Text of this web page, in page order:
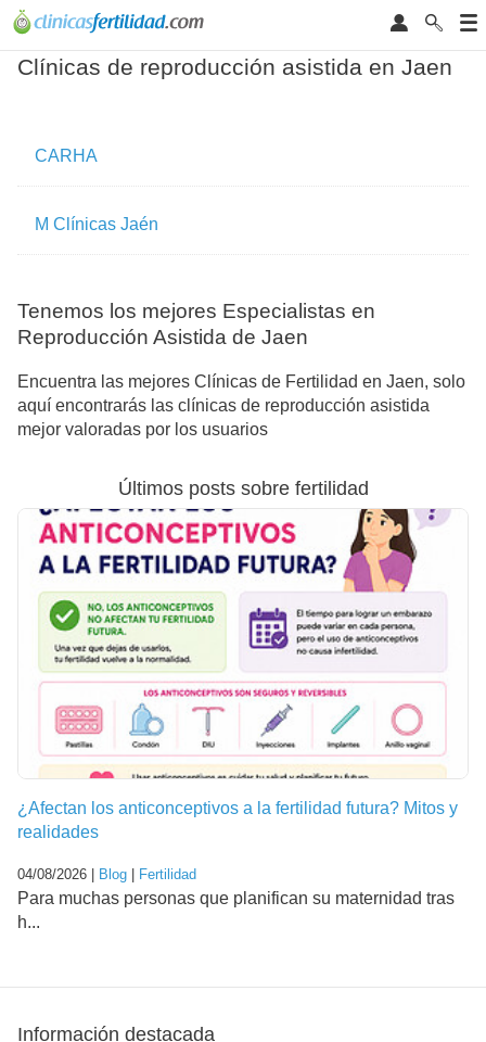
Clínicas de reproducción asistida en Jaen
CARHA
M Clínicas Jaén
Tenemos los mejores Especialistas en
Reproducción Asistida de Jaen
Encuentra las mejores Clínicas de Fertilidad en Jaen, solo
aquí encontrarás las clínicas de reproducción asistida
mejor valoradas por los usuarios
Últimos posts sobre fertilidad
¿Afectan los anticonceptivos a la fertilidad futura? Mitos y
realidades
04/08/2026 | Blog | Fertilidad
Para muchas personas que planifican su maternidad tras
h...
Información destacada